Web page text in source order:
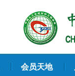
会员天地